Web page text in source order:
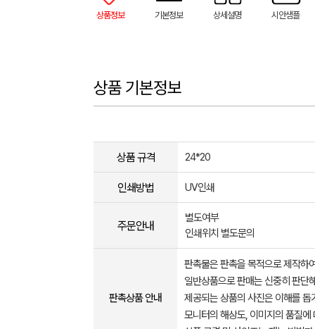
상품정보 기본정보 상세설명 시안샘플
상품 기본정보
상품 규격 24*20
인쇄방법 UV인쇄
주문안내
별도여부
인쇄위치 별도문의
판촉상품 안내
판촉물은 판촉을 목적으로 제작하
일반상품으로 판매는 신중히 판단
제공되는 상품의 사진은 이해를
모니터의 해상도, 이미지의 품질